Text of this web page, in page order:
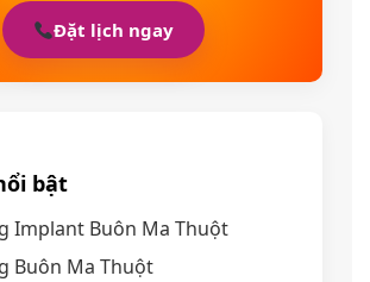
Đặt lịch ngay
bật
Implant Buôn Ma Thuột
Buôn Ma Thuột